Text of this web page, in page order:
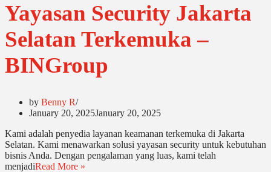
Yayasan Security Jakarta
Selatan Terkemuka –
BINGroup
by Benny R
January 20, 2025January 20, 2025
Kami adalah penyedia layanan keamanan terkemuka di Jakarta
Selatan. Kami menawarkan solusi yayasan security untuk kebutuhan
bisnis Anda. Dengan pengalaman yang luas, kami telah
menjadiRead More »